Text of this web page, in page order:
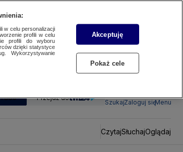
Przejdź do
SzukajZaloguj sięMenu
CzytajSłuchajOglądaj
w celu personalizacji
profili w celu
profili do wyboru
dzięki statystyce
Wykorzystywanie
Akceptuję
Pokaż cele